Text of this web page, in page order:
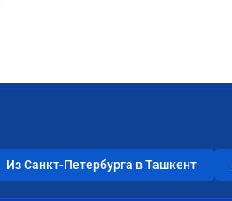
Из Санкт-Петербурга в Ташкент